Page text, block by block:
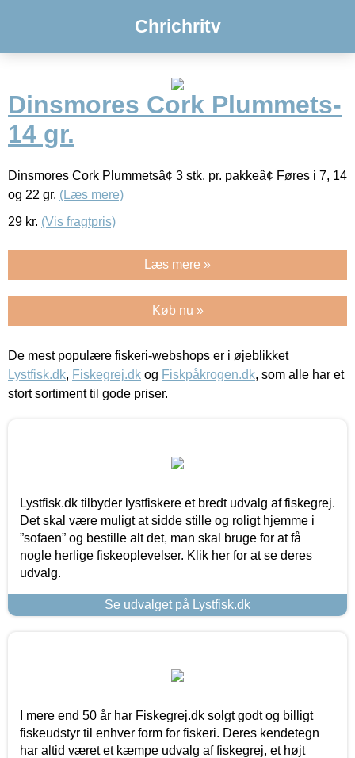
Chrichritv
Dinsmores Cork Plummets-
14 gr.
Dinsmores Cork Plummetsâ¢ 3 stk. pr. pakkeâ¢ Føres i 7, 14
og 22 gr. (Læs mere)
29 kr. (Vis fragtpris)
Læs mere »
Køb nu »
De mest populære fiskeri-webshops er i øjeblikket
Lystfisk.dk, Fiskegrej.dk og Fiskpåkrogen.dk, som alle har et
stort sortiment til gode priser.
Lystfisk.dk tilbyder lystfiskere et bredt udvalg af fiskegrej.
Det skal være muligt at sidde stille og roligt hjemme i
”sofaen” og bestille alt det, man skal bruge for at få
nogle herlige fiskeoplevelser. Klik her for at se deres
udvalg.
Se udvalget på Lystfisk.dk
I mere end 50 år har Fiskegrej.dk solgt godt og billigt
fiskeudstyr til enhver form for fiskeri. Deres kendetegn
har altid været et kæmpe udvalg af fiskegrej, et højt